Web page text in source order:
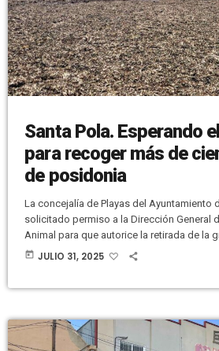
Santa Pola. Esperando
para recoger más de
de posidonia
La concejalía de Playas del Ayuntamiento
solicitado permiso a la Dirección General
Animal para que autorice la retirada de la
arribazón de posidonia que se ha
today JULIO 31, 2025